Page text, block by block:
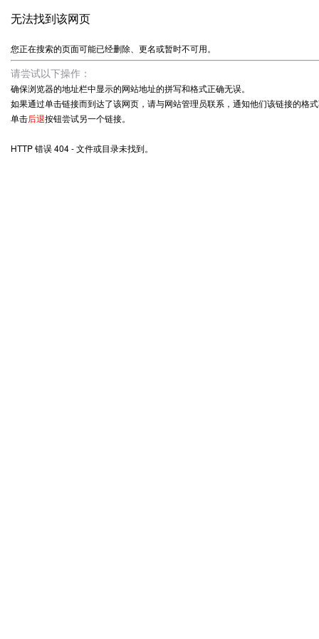
无法找到该网页
您正在搜索的页面可能已经删除、更名或暂时不可用。
请尝试以下操作：
确保浏览器的地址栏中显示的网站地址的拼写和格式正确无误。
如果通过单击链接而到达了该网页，请与网站管理员联系，通知他们该链接的格
单击后退按钮尝试另一个链接。
HTTP 错误 404 - 文件或目录未找到。